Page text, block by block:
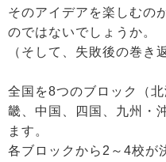
そのアイデアを楽しむの
のではないでしょうか。
（そして、失敗後の巻き
全国を8つのブロック（
畿、中国、四国、九州・
ます。
各ブロックから2～4校が